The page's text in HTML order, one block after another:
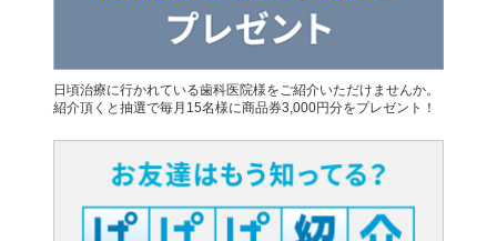
日頃治療に行かれている歯科医院様をご紹介いただけませんか。
紹介頂くと抽選で毎月15名様に商品券3,000円分をプレゼント！